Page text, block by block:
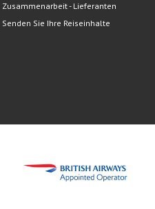
Zusammenarbeit - Lieferanten
Senden Sie Ihre Reiseinhalte